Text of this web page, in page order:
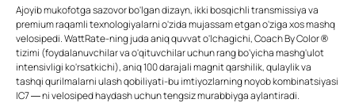
Ajoyib mukofotga sazovor bo'lgan dizayn, ikki bosqichli transmissiya va
premium raqamli texnologiyalarni o'zida mujassam etgan o'ziga xos mashq
velosipedi. WattRate-ning juda aniq quvvat o'lchagichi, Coach By Color ®
tizimi (foydalanuvchilar va o'qituvchilar uchun rang bo'yicha mashg'ulot
intensivligi ko'rsatkichi), aniq 100 darajali magnit qarshilik, qulaylik va
tashqi qurilmalarni ulash qobiliyati-bu imtiyozlarning noyob kombinatsiyasi
IC7 — ni velosiped haydash uchun tengsiz murabbiyga aylantiradi.